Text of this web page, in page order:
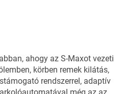
ahogy az S-Maxot vezeti
körben remek kilátás,
rendszerrel, adaptív